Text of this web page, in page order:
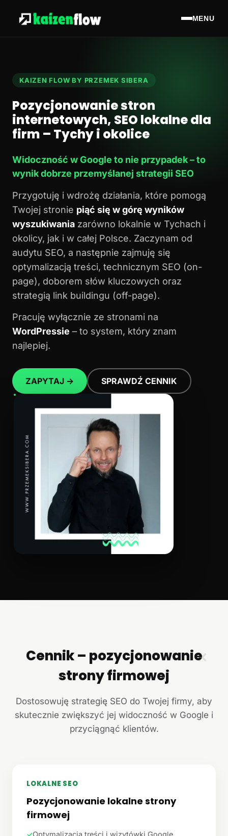
MENU
KAIZEN FLOW BY PRZEMEK SIBERA
Pozycjonowanie stron
internetowych, SEO lokalne dla
firm – Tychy i okolice
Widoczność w Google to nie przypadek – to
wynik dobrze przemyślanej strategii SEO
Przygotuję i wdrożę działania, które pomogą
Twojej stronie piąć się w górę wyników
wyszukiwania zarówno lokalnie w Tychach i
okolicy, jak i w całej Polsce. Zaczynam od
audytu SEO, a następnie zajmuję się
optymalizacją treści, technicznym SEO (on-
page), doborem słów kluczowych oraz
strategią link buildingu (off-page).
Pracuję wyłącznie ze stronami na
WordPressie – to system, który znam
najlepiej.
ZAPYTAJ → SPRAWDŹ CENNIK
✕
Cennik – pozycjonowanie
strony firmowej
Dostosowuję strategię SEO do Twojej firmy, aby
skutecznie zwiększyć jej widoczność w Google i
przyciągnąć klientów.
LOKALNE SEO
Pozycjonowanie lokalne strony
firmowej
✓Optymalizacja treści i wizytówki Google